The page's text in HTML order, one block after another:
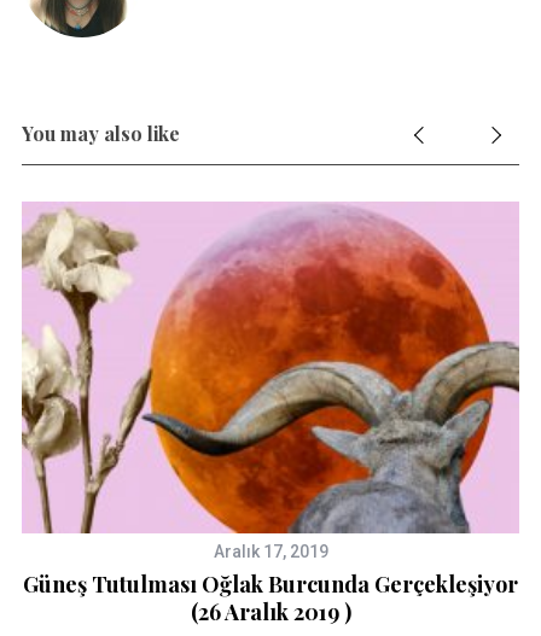
You may also like
Aralık 17, 2019
Güneş Tutulması Oğlak Burcunda Gerçekleşiyor
(26 Aralık 2019 )